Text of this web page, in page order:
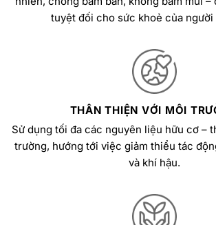
tuyệt đối cho sức khoẻ của người
THÂN THIỆN VỚI MÔI
Sử dụng tối đa các nguyên liệu hữu cơ –
trường, hướng tới việc giảm thiểu tác
và khí hậu.